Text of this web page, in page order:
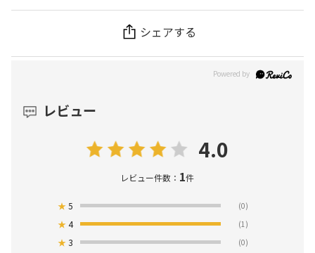
シェアする
レビュー
4.0
レビュー件数： 1件
★5 (0)
★4 (1)
★3 (0)